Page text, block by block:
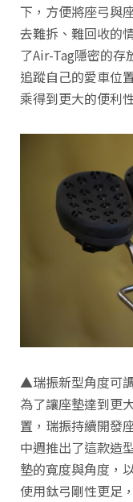
下，方便將座弓與
去難拆、難回收的
了Air-Tag隱密的存
追蹤自己的愛車位
乘得到更大的便利
▲瑞振新型角度可
為了讓座墊達到更
置，瑞振持續開發
中週推出了這款造
墊的寬度與角度，
使用鈦弓剛性更足